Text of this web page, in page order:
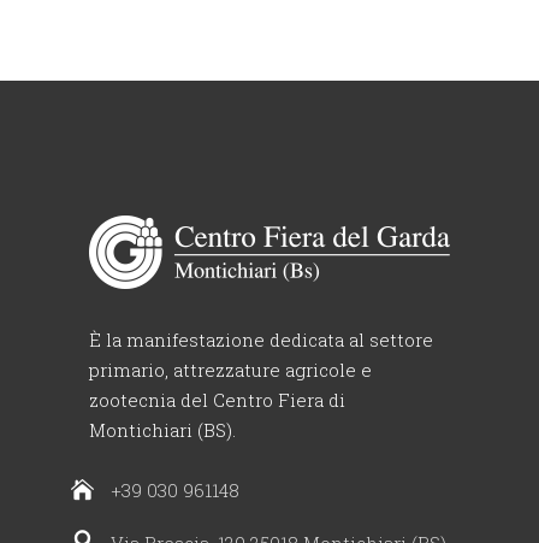
È la manifestazione dedicata al settore
primario, attrezzature agricole e
zootecnia del Centro Fiera di
Montichiari (BS).
+39 030 961148